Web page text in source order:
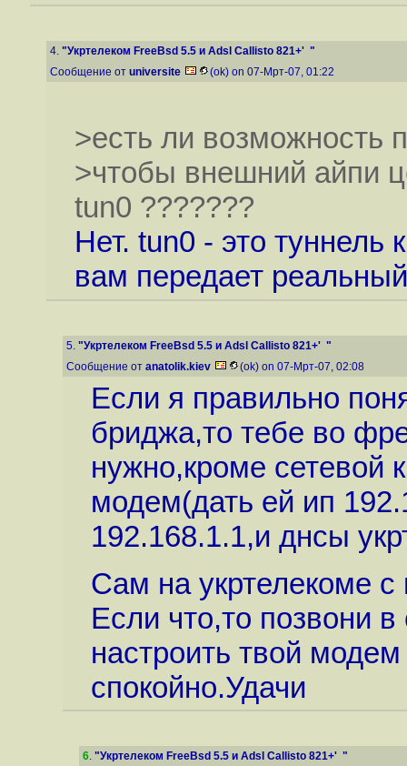
4. "Укртелеком FreeBsd 5.5 и Adsl Callisto 821+' "
Сообщение от universite (ok) on 07-Мрт-07, 01:22
>есть ли возможность
>чтобы внешний айпи
tun0 ???????
Нет. tun0 - это туннель
вам передает
5. "Укртелеком FreeBsd 5.5 и Adsl Callisto 821+' "
Сообщение от anatolik.kiev (ok) on 07-Мрт-07, 02:08
Если я правильно
бриджа,то тебе во
нужно,кроме сетевой
модем(дать ей ип
192.168.1.1,и днсы
Сам на укртелекоме
Если что,то позвони
настроить твой
спокойно.Удачи
6. "Укртелеком FreeBsd 5.5 и Adsl Callisto 821+' "